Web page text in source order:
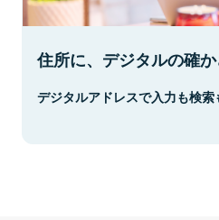
住所に、デジタルの確か
デジタルアドレスで入力も検索